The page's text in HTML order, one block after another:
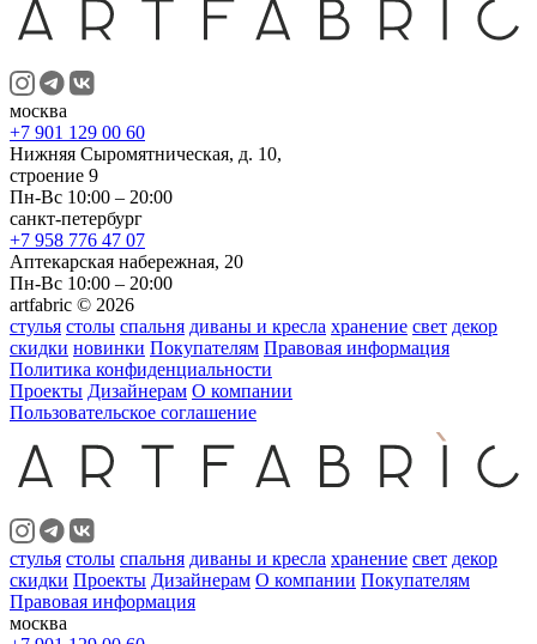
москва
+7 901 129 00 60
Нижняя Сыромятническая, д. 10,
строение 9
Пн-Вс 10:00 – 20:00
санкт-петербург
+7 958 776 47 07
Аптекарская набережная, 20
Пн-Вс 10:00 – 20:00
artfabric © 2026
стулья столы спальня диваны и кресла хранение свет декор
скидки новинки Покупателям Правовая информация
Политика конфиденциальности
Проекты Дизайнерам О компании
Пользовательское соглашение
стулья столы спальня диваны и кресла хранение свет декор
скидки Проекты Дизайнерам О компании Покупателям
Правовая информация
москва